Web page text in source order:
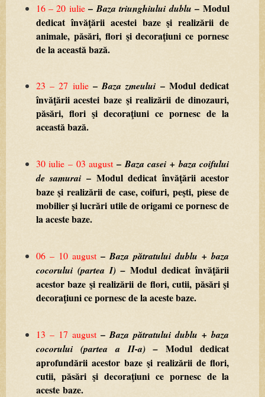
16–20 iulie –Baza triunghiului dublu – Modul
dedicat învăţării acestei baze şi realizării de
animale, păsări, flori şi decoraţiuni ce pornesc
delaaceastăbază.
23 –27 iulie –Baza zmeului –Modul dedicat
învăţării acestei baze şi realizării de dinozauri,
păsări, flori şi decoraţiuni ce pornesc de la
aceastăbază.
30 iulie – 03 august –Baza casei + baza coifului
de samurai – Modul dedicat învăţării acestor
baze şi realizării de case, coifuri, peşti, piese de
mobilierşilucrări utiledeorigami cepornescde
laacestebaze.
06– 10 august–Baza pătratului dublu + baza
cocorului (partea I)–Modul dedicat învăţării
acestor baze şi realizării de flori, cutii, păsări şi
decoraţiunicepornescdelaacestebaze.
13 – 17 august – Baza pătratului dublu + baza
cocorului
(partea a II-a) –Modul dedicat
aprofundării acestor baze şi realizării de flori,
cutii, păsări şi decoraţiuni ce pornesc de la
aceste baze.